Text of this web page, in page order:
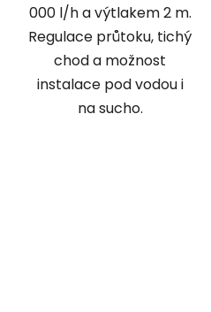
000 l/h a výtlakem 2 m.
Regulace průtoku, tichý
chod a možnost
instalace pod vodou i
na sucho.